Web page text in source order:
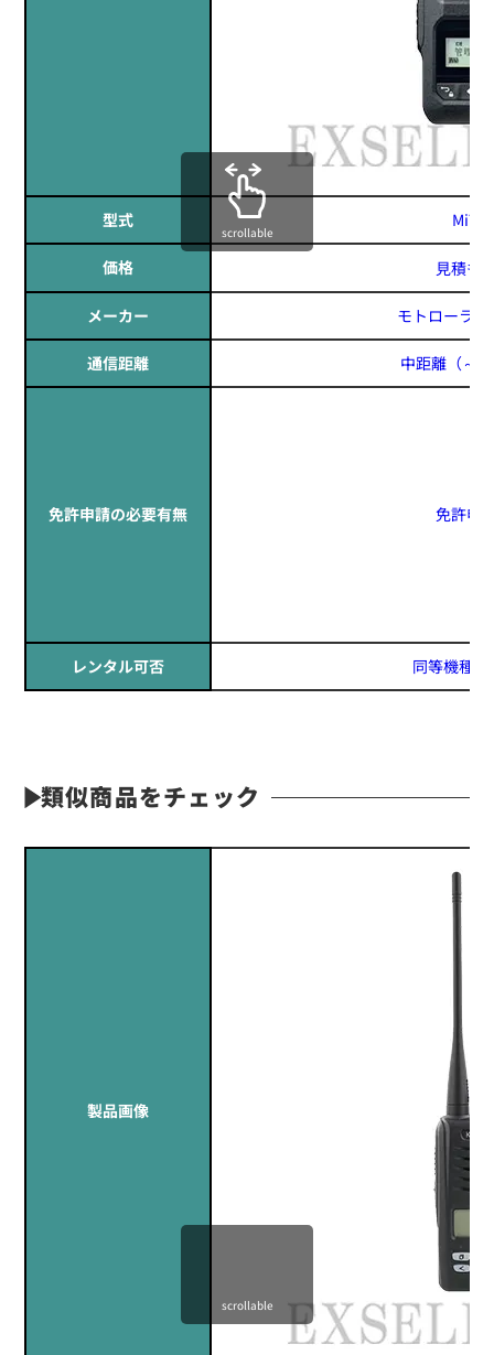
防水マイクロフォンタイピンマイク(風防付きタイプ)
定価:オープン価格
防水イヤホンマイク(ロックスイッチ)
防水イヤホンマイク(ロックスイッチ+風防)
★★★★★
A1.TCP-D251C 2台
型式
価格 見積も
メーカー モトローラ
通信距離 中距離（～
免許申請の必要有無 免許申
レンタル可否 同等機種
scrollable
類似商品をチェック
製品画像
scrollable